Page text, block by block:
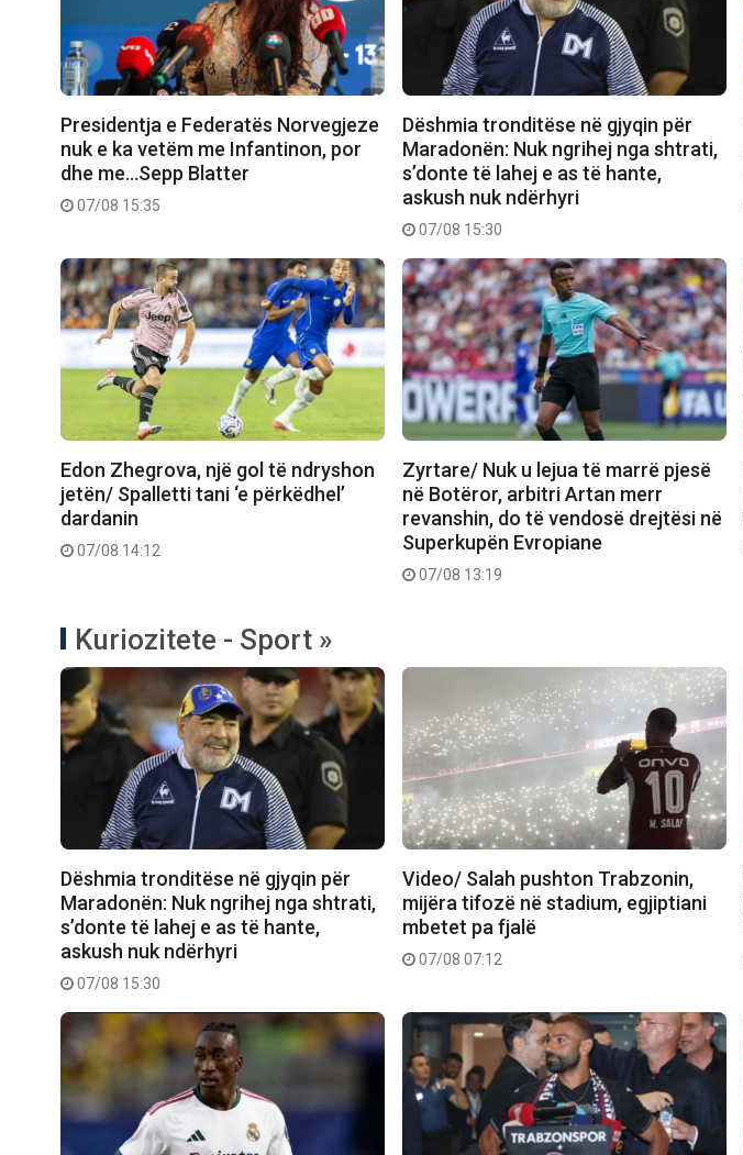
Presidentja e Federatës Norvegjeze
nuk e ka vetëm me Infantinon, por
dhe me…Sepp Blatter
07/08 15:35
Dëshmia tronditëse në gjyqin për
Maradonën: Nuk ngrihej nga shtrati,
s’donte të lahej e as të hante,
askush nuk ndërhyri
07/08 15:30
Edon Zhegrova, një gol të ndryshon
jetën/ Spalletti tani ‘e përkëdhel’
dardanin
07/08 14:12
Zyrtare/ Nuk u lejua të marrë pjesë
në Botëror, arbitri Artan merr
revanshin, do të vendosë drejtësi në
Superkupën Evropiane
07/08 13:19
Kuriozitete - Sport »
Dëshmia tronditëse në gjyqin për
Maradonën: Nuk ngrihej nga shtrati,
s’donte të lahej e as të hante,
askush nuk ndërhyri
07/08 15:30
Video/ Salah pushton Trabzonin,
mijëra tifozë në stadium, egjiptiani
mbetet pa fjalë
07/08 07:12